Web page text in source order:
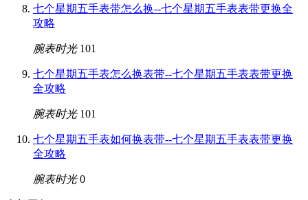
七个星期五手表带怎么换--七个星期五手表表带更换全
攻略
腕表时光 101
七个星期五手表怎么换表带--七个星期五手表表带更换
全攻略
腕表时光 101
七个星期五手表如何换表带--七个星期五手表表带更换
全攻略
腕表时光 0